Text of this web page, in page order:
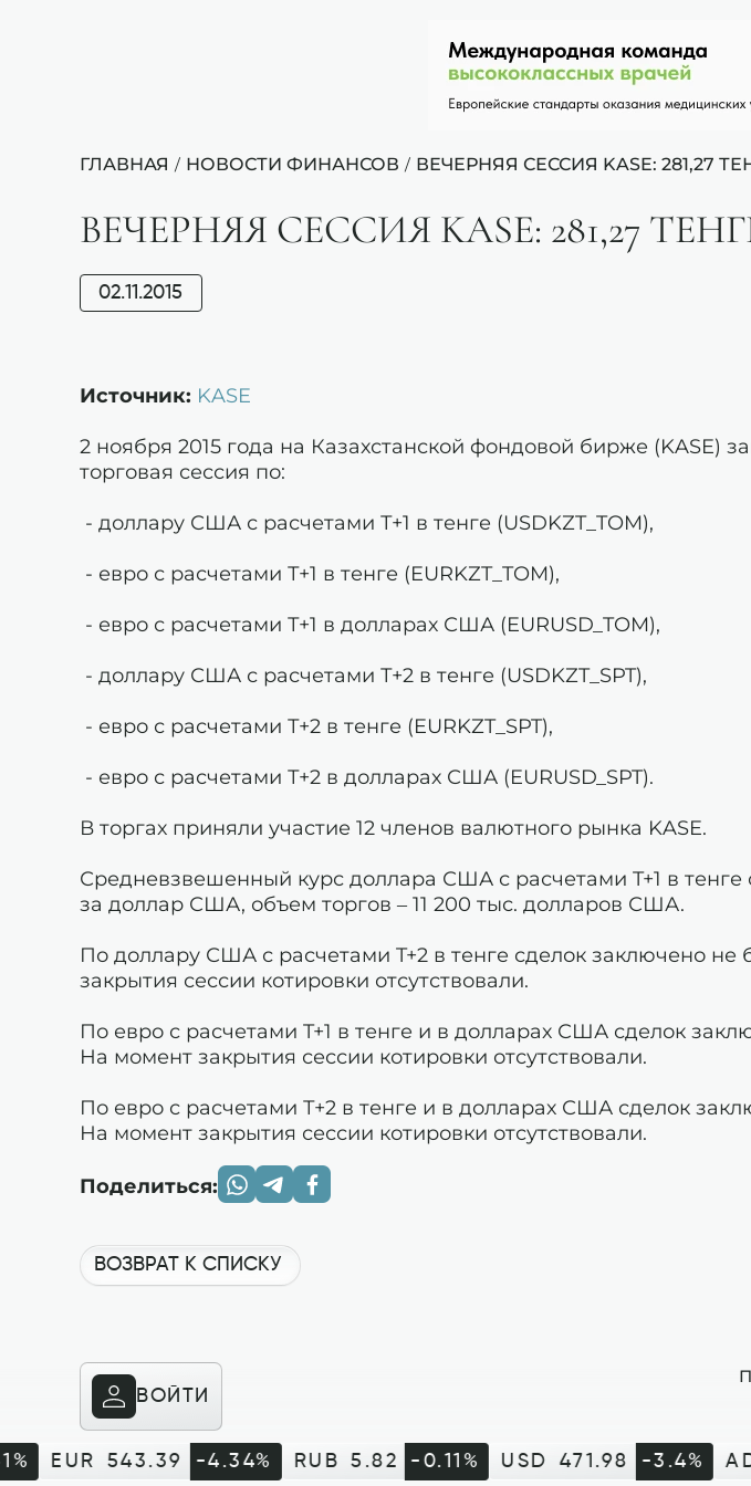
ГЛАВНАЯ / НОВОСТИ ФИНАНСОВ / ВЕЧЕРНЯЯ СЕССИЯ KASE: 281,27
ВЕЧЕРНЯЯ СЕССИЯ KASE: 281,27
02.11.2015
Источник: KASE
2 ноября 2015 года на Казахстанской фондовой бирже (KASE)
торговая сессия по:
- доллару США с расчетами Т+1 в тенге (USDKZT_TOM),
- евро с расчетами Т+1 в тенге (EURKZT_TOM),
- евро с расчетами Т+1 в долларах США (EURUSD_TOM),
- доллару США с расчетами Т+2 в тенге (USDKZT_SPT),
- евро с расчетами Т+2 в тенге (EURKZT_SPT),
- евро с расчетами Т+2 в долларах США (EURUSD_SPT).
В торгах приняли участие 12 членов валютного рынка KASE.
Средневзвешенный курс доллара США с расчетами T+1 в тенге
за доллар США, объем торгов – 11 200 тыс. долларов США.
По доллару США с расчетами T+2 в тенге сделок заключено
закрытия сессии котировки отсутствовали.
По евро с расчетами T+1 в тенге и в долларах США сделок
На момент закрытия сессии котировки отсутствовали.
По евро с расчетами Т+2 в тенге и в долларах США сделок
На момент закрытия сессии котировки отсутствовали.
Поделиться:
ВОЗВРАТ К СПИСКУ
ВОЙТИ
EUR 543.39 -4.34% RUB 5.82 -0.11% USD 471.98 -3.4%